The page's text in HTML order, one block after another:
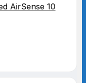
AirSense 10